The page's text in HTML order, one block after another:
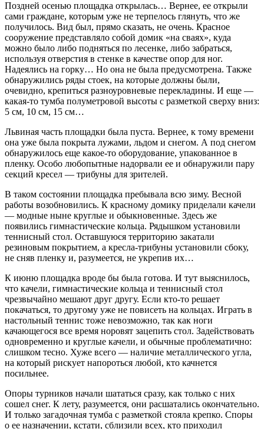
Поздней осенью площадка открылась… Вернее, ее открыли
сами граждане, которым уже не терпелось глянуть, что же
получилось. Вид был, прямо сказать, не очень. Красное
сооружение представляло собой домик «на сваях», куда
можно было либо подняться по лесенке, либо забраться,
используя отверстия в стенке в качестве опор для ног.
Надеялись на горку… Но она не была предусмотрена. Также
обнаружились ряды стоек, на которые должны были,
очевидно, крепиться разноуровневые перекладины. И еще —
какая‑то тумба полуметровой высоты с разметкой сверху вниз:
5 см, 10 см, 15 см…
Львиная часть площадки была пуста. Вернее, к тому времени
она уже была покрыта лужами, льдом и снегом. А под снегом
обнаружилось еще какое‑то оборудование, упакованное в
пленку. Особо любопытные надорвали ее и обнаружили пару
секций кресел — трибуны для зрителей.
В таком состоянии площадка пребывала всю зиму. Весной
работы возобновились. К красному домику приделали качели
— модные ныне круглые и обыкновенные. Здесь же
появились гимнастические кольца. Рядышком установили
теннисный стол. Оставшуюся территорию закатали
резиновым покрытием, а кресла-трибуны установили сбоку,
не сняв пленку и, разумеется, не укрепив их…
К июню площадка вроде бы была готова. И тут выяснилось,
что качели, гимнастические кольца и теннисный стол
чрезвычайно мешают друг другу. Если кто‑то решает
покачаться, то другому уже не повисеть на кольцах. Играть в
настольный теннис тоже невозможно, так как ноги
качающегося все время норовят зацепить стол. Задействовать
одновременно и круглые качели, и обычные проблематично:
слишком тесно. Хуже всего — наличие металлического угла,
на который рискует напороться любой, кто качнется
посильнее.
Опоры турников начали шататься сразу, как только с них
сошел снег. К лету, разумеется, они расшатались окончательно.
И только загадочная тумба с разметкой стояла крепко. Споры
о ее назначении, кстати, сблизили всех, кто приходил